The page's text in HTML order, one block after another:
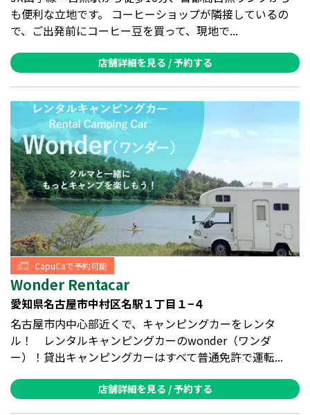
も便利な立地です。 コーヒーショップが隣接しているの
で、ご出発前にコーヒー豆を買って、現地で...
店舗詳細を見る / 予約する
CapuCaで予約可能
Wonder Rentacar
愛知県名古屋市中村区名駅１丁目１−４
名古屋市内中心部近くで、キャンピングカーをレンタ
ル！ レンタルキャンピングカーのwonder（ワンダ
ー）！貸出キャンピングカーはすべて普通免許で運転...
店舗詳細を見る / 予約する